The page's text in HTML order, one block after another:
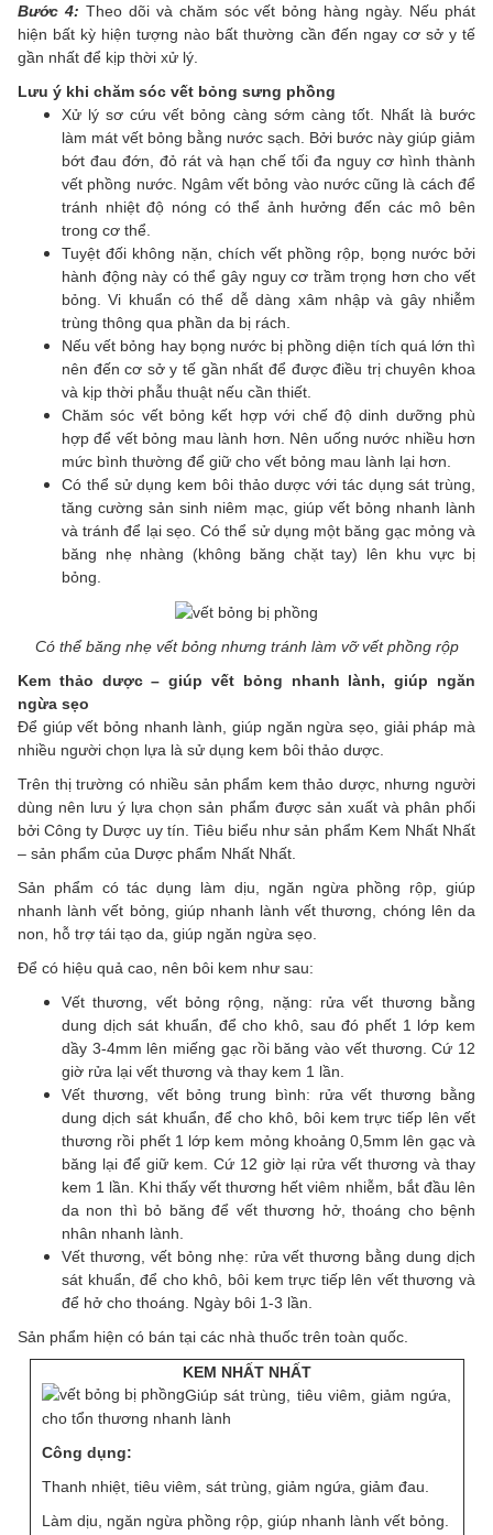
Bước 4: Theo dõi và chăm sóc vết bỏng hàng ngày. Nếu phát
hiện bất kỳ hiện tượng nào bất thường cần đến ngay cơ sở y tế
gần nhất để kịp thời xử lý.
Lưu ý khi chăm sóc vết bỏng sưng phồng
Xử lý sơ cứu vết bỏng càng sớm càng tốt. Nhất là bước
làm mát vết bỏng bằng nước sạch. Bởi bước này giúp giảm
bớt đau đớn, đỏ rát và hạn chế tối đa nguy cơ hình thành
vết phồng nước. Ngâm vết bỏng vào nước cũng là cách để
tránh nhiệt độ nóng có thể ảnh hưởng đến các mô bên
trong cơ thể.
Tuyệt đối không nặn, chích vết phồng rộp, bọng nước bởi
hành động này có thể gây nguy cơ trầm trọng hơn cho vết
bỏng. Vi khuẩn có thể dễ dàng xâm nhập và gây nhiễm
trùng thông qua phần da bị rách.
Nếu vết bỏng hay bọng nước bị phồng diện tích quá lớn thì
nên đến cơ sở y tế gần nhất để được điều trị chuyên khoa
và kịp thời phẫu thuật nếu cần thiết.
Chăm sóc vết bỏng kết hợp với chế độ dinh dưỡng phù
hợp để vết bỏng mau lành hơn. Nên uống nước nhiều hơn
mức bình thường để giữ cho vết bỏng mau lành lại hơn.
Có thể sử dụng kem bôi thảo dược với tác dụng sát trùng,
tăng cường sản sinh niêm mạc, giúp vết bỏng nhanh lành
và tránh để lại sẹo. Có thể sử dụng một băng gạc mỏng và
băng nhẹ nhàng (không băng chặt tay) lên khu vực bị
bỏng.
Có thể băng nhẹ vết bỏng nhưng tránh làm vỡ vết phồng rộp
Kem thảo dược – giúp vết bỏng nhanh lành, giúp ngăn
ngừa sẹo
Để giúp vết bỏng nhanh lành, giúp ngăn ngừa sẹo, giải pháp mà
nhiều người chọn lựa là sử dụng kem bôi thảo dược.
Trên thị trường có nhiều sản phẩm kem thảo dược, nhưng người
dùng nên lưu ý lựa chọn sản phẩm được sản xuất và phân phối
bởi Công ty Dược uy tín. Tiêu biểu như sản phẩm Kem Nhất Nhất
– sản phẩm của Dược phẩm Nhất Nhất.
Sản phẩm có tác dụng làm dịu, ngăn ngừa phồng rộp, giúp
nhanh lành vết bỏng, giúp nhanh lành vết thương, chóng lên da
non, hỗ trợ tái tạo da, giúp ngăn ngừa sẹo.
Để có hiệu quả cao, nên bôi kem như sau:
Vết thương, vết bỏng rộng, nặng: rửa vết thương bằng
dung dịch sát khuẩn, để cho khô, sau đó phết 1 lớp kem
dầy 3-4mm lên miếng gạc rồi băng vào vết thương. Cứ 12
giờ rửa lại vết thương và thay kem 1 lần.
Vết thương, vết bỏng trung bình: rửa vết thương bằng
dung dịch sát khuẩn, để cho khô, bôi kem trực tiếp lên vết
thương rồi phết 1 lớp kem mỏng khoảng 0,5mm lên gạc và
băng lại để giữ kem. Cứ 12 giờ lại rửa vết thương và thay
kem 1 lần. Khi thấy vết thương hết viêm nhiễm, bắt đầu lên
da non thì bỏ băng để vết thương hở, thoáng cho bệnh
nhân nhanh lành.
Vết thương, vết bỏng nhẹ: rửa vết thương bằng dung dịch
sát khuẩn, để cho khô, bôi kem trực tiếp lên vết thương và
để hở cho thoáng. Ngày bôi 1-3 lần.
Sản phẩm hiện có bán tại các nhà thuốc trên toàn quốc.
KEM NHẤT NHẤT
Giúp sát trùng, tiêu viêm, giảm ngứa,
cho tổn thương nhanh lành
Công dụng:
Thanh nhiệt, tiêu viêm, sát trùng, giảm ngứa, giảm đau.
Làm dịu, ngăn ngừa phồng rộp, giúp nhanh lành vết bỏng.